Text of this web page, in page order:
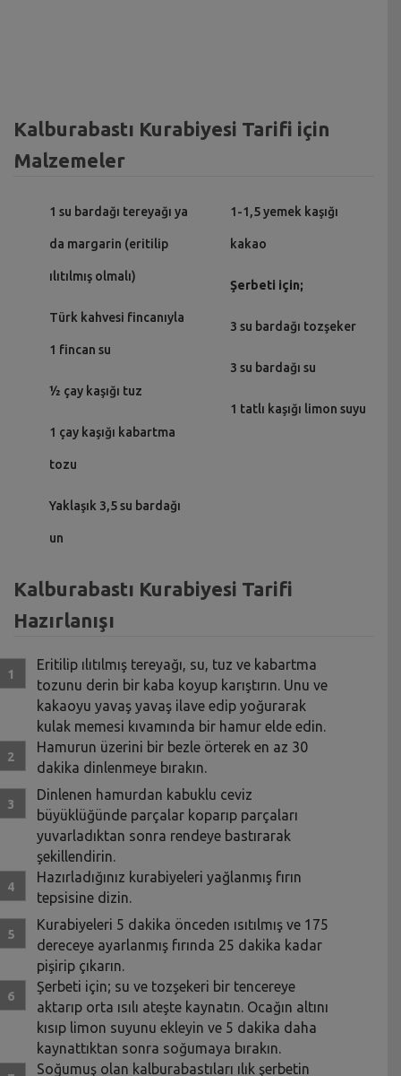
Kalburabastı Kurabiyesi Tarifi için
Malzemeler
1 su bardağı tereyağı ya
da margarin (eritilip
ılıtılmış olmalı)
Türk kahvesi fincanıyla
1 fincan su
½ çay kaşığı tuz
1 çay kaşığı kabartma
tozu
Yaklaşık 3,5 su bardağı
un
1-1,5 yemek kaşığı
kakao
Şerbeti için;
3 su bardağı tozşeker
3 su bardağı su
1 tatlı kaşığı limon suyu
Kalburabastı Kurabiyesi Tarifi
Hazırlanışı
Eritilip ılıtılmış tereyağı, su, tuz ve kabartma
tozunu derin bir kaba koyup karıştırın. Unu ve
kakaoyu yavaş yavaş ilave edip yoğurarak
kulak memesi kıvamında bir hamur elde edin.
Hamurun üzerini bir bezle örterek en az 30
dakika dinlenmeye bırakın.
Dinlenen hamurdan kabuklu ceviz
büyüklüğünde parçalar koparıp parçaları
yuvarladıktan sonra rendeye bastırarak
şekillendirin.
Hazırladığınız kurabiyeleri yağlanmış fırın
tepsisine dizin.
Kurabiyeleri 5 dakika önceden ısıtılmış ve 175
dereceye ayarlanmış fırında 25 dakika kadar
pişirip çıkarın.
Şerbeti için; su ve tozşekeri bir tencereye
aktarıp orta ısılı ateşte kaynatın. Ocağın altını
kısıp limon suyunu ekleyin ve 5 dakika daha
kaynattıktan sonra soğumaya bırakın.
Soğumuş olan kalburabastıları ılık şerbetin